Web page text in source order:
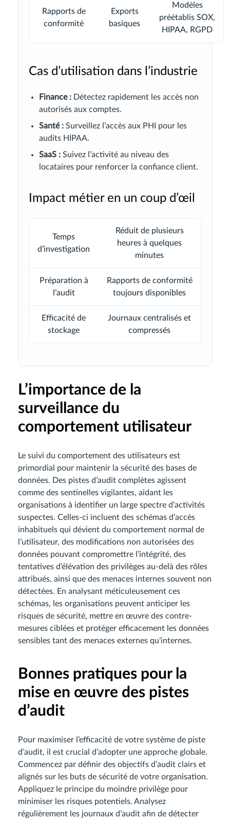
Rapports de
conformité
Exports
basiques
Modèles
préétablis SOX,
HIPAA, RGPD
Cas d’utilisation dans l’industrie
Finance : Détectez rapidement les accès non
autorisés aux comptes.
Santé : Surveillez l’accès aux PHI pour les
audits HIPAA.
SaaS : Suivez l’activité au niveau des
locataires pour renforcer la confiance client.
Impact métier en un coup d’œil
Temps
d’investigation
Réduit de plusieurs
heures à quelques
minutes
Préparation à
l’audit
Rapports de conformité
toujours disponibles
Efficacité de
stockage
Journaux centralisés et
compressés
L’importance de la
surveillance du
comportement utilisateur
Le suivi du comportement des utilisateurs est
primordial pour maintenir la sécurité des bases de
données. Des pistes d’audit complètes agissent
comme des sentinelles vigilantes, aidant les
organisations à identifier un large spectre d’activités
suspectes. Celles-ci incluent des schémas d’accès
inhabituels qui dévient du comportement normal de
l’utilisateur, des modifications non autorisées des
données pouvant compromettre l’intégrité, des
tentatives d’élévation des privilèges au-delà des rôles
attribués, ainsi que des menaces internes souvent non
détectées. En analysant méticuleusement ces
schémas, les organisations peuvent anticiper les
risques de sécurité, mettre en œuvre des contre-
mesures ciblées et protéger efficacement les données
sensibles tant des menaces externes qu’internes.
Bonnes pratiques pour la
mise en œuvre des pistes
d’audit
Pour maximiser l’efficacité de votre système de piste
d’audit, il est crucial d’adopter une approche globale.
Commencez par définir des objectifs d’audit clairs et
alignés sur les buts de sécurité de votre organisation.
Appliquez le principe du moindre privilège pour
minimiser les risques potentiels. Analysez
régulièrement les journaux d’audit afin de détecter